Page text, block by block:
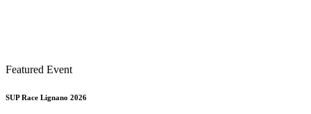
Featured Event
SUP Race Lignano 2026